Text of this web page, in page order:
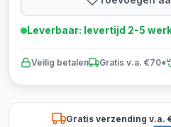
Leverbaar: levertijd 2-5
Veilig betalen Gratis v.a. €70*
Gratis verzending v.a.